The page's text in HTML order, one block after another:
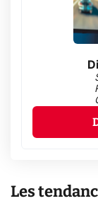
Les